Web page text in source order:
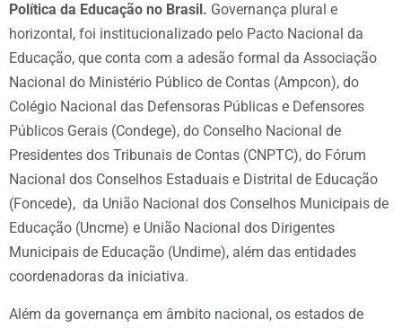
Política da Educação no Brasil. Governança plural e
horizontal, foi institucionalizado pelo Pacto Nacional da
Educação, que conta com a adesão formal da Associação
Nacional do Ministério Público de Contas (Ampcon), do
Colégio Nacional das Defensoras Públicas e Defensores
Públicos Gerais (Condege), do Conselho Nacional de
Presidentes dos Tribunais de Contas (CNPTC), do Fórum
Nacional dos Conselhos Estaduais e Distrital de Educação
(Foncede), da União Nacional dos Conselhos Municipais de
Educação (Uncme) e União Nacional dos Dirigentes
Municipais de Educação (Undime), além das entidades
coordenadoras da iniciativa.
Além da governança em âmbito nacional, os estados de